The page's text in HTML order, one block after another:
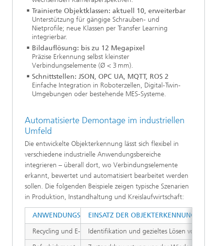
Trainierte Objektklassen: aktuell 10, erweiterbar
Unterstützung für gängige Schrauben- und
Nietprofile; neue Klassen per Transfer Learning
integrierbar.
Bildauflösung: bis zu 12 Megapixel
Präzise Erkennung selbst kleinster
Verbindungselemente (Ø < 3 mm).
Schnittstellen: JSON, OPC UA, MQTT, ROS 2
Einfache Integration in Roboterzellen, Digital-Twin-
Umgebungen oder bestehende MES-Systeme.
Automatisierte Demontage im industriellen
Umfeld
Die entwickelte Objekterkennung lässt sich flexibel in
verschiedene industrielle Anwendungsbereiche
integrieren – überall dort, wo Verbindungselemente
erkannt, bewertet und automatisiert bearbeitet werden
sollen. Die folgenden Beispiele zeigen typische Szenarien
in Produktion, Instandhaltung und Kreislaufwirtschaft:
EINSATZ DER OBJEKTERKENNUNG
Identifikation und gezieltes Lösen von
ANWENDUNGSFELD
Recycling und E-Waste